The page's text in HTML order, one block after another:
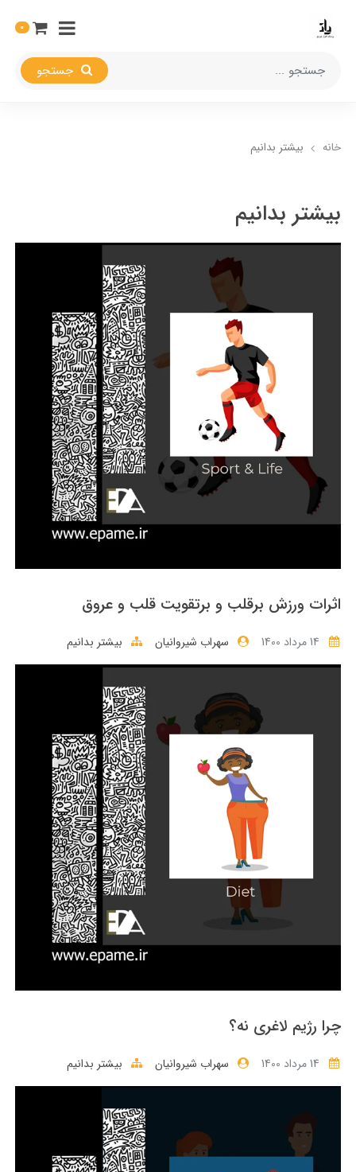
0
خانه بیشتر بدانیم
بیشتر بدانیم
اثرات ورزش برقلب و برتقویت قلب و عروق
سهراب شیروانیان بیشتر بدانیم
چرا رژیم لاغری نه؟
سهراب شیروانیان بیشتر بدانیم